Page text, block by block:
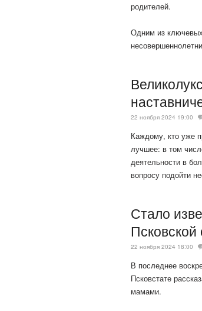
родителей.
Одним из
22 ноября 2024 19:00
Каждому, кто уже
лучшее: в том
деятельности в
вопросу подойти
Стало
22 ноября 2024 18:00
В последнее
Псковстате
мамами.